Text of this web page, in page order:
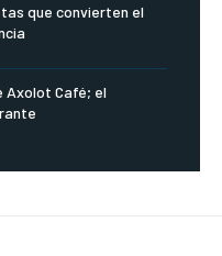
que convierten el
Axolot Café; el